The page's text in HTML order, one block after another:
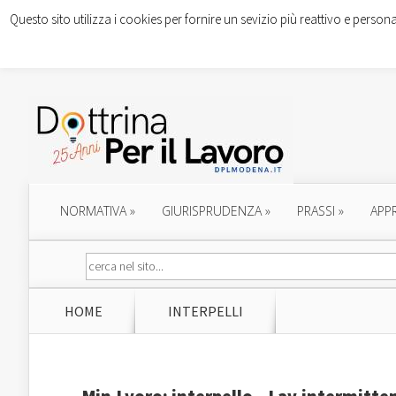
NORMATIVA» GIURISPRUDENZA» PRASSI »
HOME INTERPELLI
Questo sito utilizza i cookies per fornire un sevizio più reattivo e